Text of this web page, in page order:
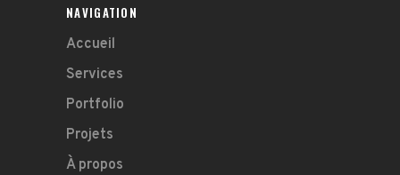
NAVIGATION
Accueil
Services
Portfolio
Projets
À propos